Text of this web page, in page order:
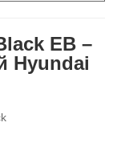
EB –
Hyundai